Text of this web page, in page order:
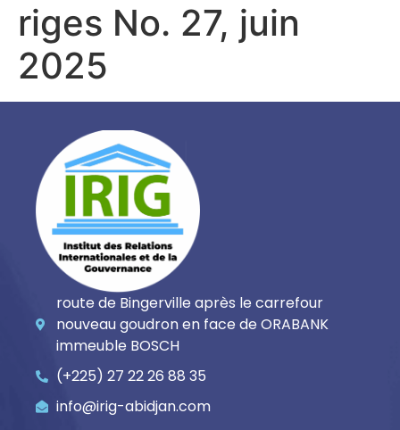
riges No. 27, juin
2025
route de Bingerville après le carrefour
nouveau goudron en face de ORABANK
immeuble BOSCH
(+225) 27 22 26 88 35
info@irig-abidjan.com